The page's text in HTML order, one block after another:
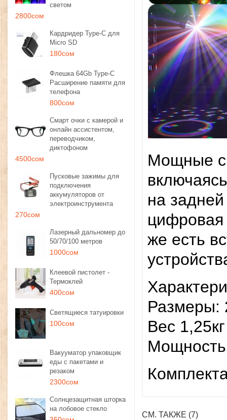
светом
2800сом
Кардридер Type-C для
Micro SD
180сом
Флешка 64Gb Type-C
Расширение памяти для
телефона
800сом
Смарт очки с камерой и
онлайн ассистентом,
переводчиком,
диктофоном
4500сом
Пусковые зажимы для
подключения
аккумуляторов от
электроинструмента
270сом
Лазерный дальномер до
50/70/100 метров
1000сом
Клеевой пистолет -
Термоклей
400сом
Светящиеся татуировки
100сом
Вакууматор упаковщик
еды с пакетами и
резаком
2300сом
Солнцезащитная шторка
на лобовое стекло
Мощные
на
цифровая
же есть
Размеры:
Вес 1,25кг
Мощность
СМ. ТАКЖЕ (7)